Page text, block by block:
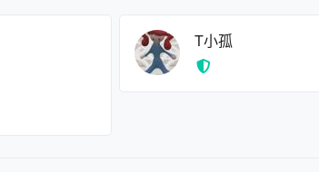
T小孤